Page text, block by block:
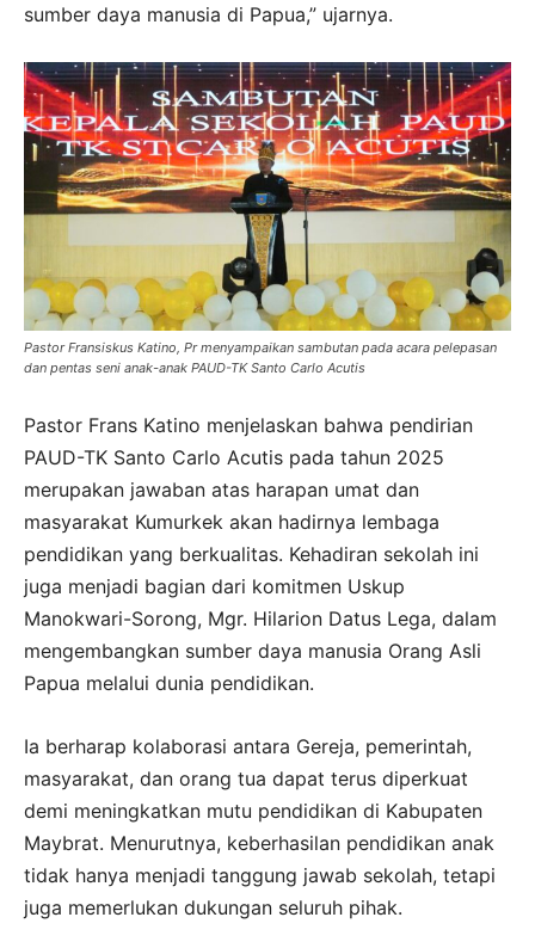
sumber daya manusia di Papua,” ujarnya.
Pastor Fransiskus Katino, Pr menyampaikan sambutan pada acara pelepasan
dan pentas seni anak-anak PAUD-TK Santo Carlo Acutis
Pastor Frans Katino menjelaskan bahwa pendirian
PAUD-TK Santo Carlo Acutis pada tahun 2025
merupakan jawaban atas harapan umat dan
masyarakat Kumurkek akan hadirnya lembaga
pendidikan yang berkualitas. Kehadiran sekolah ini
juga menjadi bagian dari komitmen Uskup
Manokwari-Sorong, Mgr. Hilarion Datus Lega, dalam
mengembangkan sumber daya manusia Orang Asli
Papua melalui dunia pendidikan.
Ia berharap kolaborasi antara Gereja, pemerintah,
masyarakat, dan orang tua dapat terus diperkuat
demi meningkatkan mutu pendidikan di Kabupaten
Maybrat. Menurutnya, keberhasilan pendidikan anak
tidak hanya menjadi tanggung jawab sekolah, tetapi
juga memerlukan dukungan seluruh pihak.